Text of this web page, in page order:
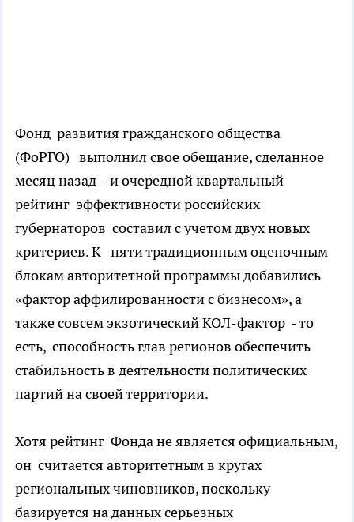
Фонд развития гражданского общества
(ФоРГО) выполнил свое обещание, сделанное
месяц назад – и очередной квартальный
рейтинг эффективности российских
губернаторов составил с учетом двух новых
критериев. К пяти традиционным оценочным
блокам авторитетной программы добавились
«фактор аффилированности с бизнесом», а
также совсем экзотический КОЛ-фактор - то
есть, способность глав регионов обеспечить
стабильность в деятельности политических
партий на своей территории.
Хотя рейтинг Фонда не является официальным,
он считается авторитетным в кругах
региональных чиновников, поскольку
базируется на данных серьезных